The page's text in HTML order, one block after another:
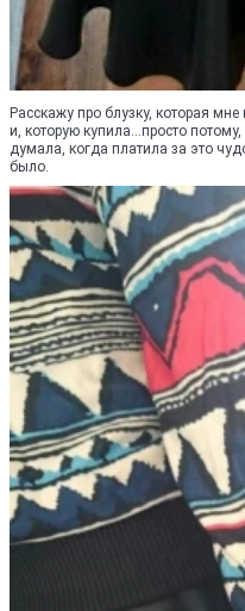
Расскажу про блузку, которая
и, которую купила...просто
думала, когда платила за это
было.